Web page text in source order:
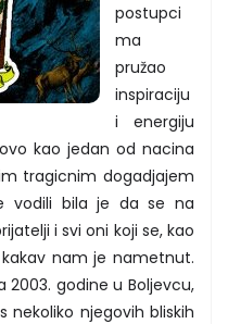
postupci
ma
pružao
inspiraciju
i energiju
kao jedan od nacina
tragicnim dogadjajem
vodili bila je da se na
i svi oni koji se, kao
nam je nametnut.
2003. godine u Boljevcu,
njegovih bliskih